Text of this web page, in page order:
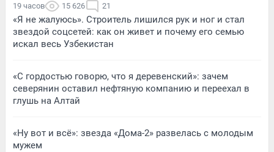
19 часов 15 626 21
«Я не жалуюсь». Строитель лишился рук и ног и стал
звездой соцсетей: как он живет и почему его семью
искал весь Узбекистан
«С гордостью говорю, что я деревенский»: зачем
северянин оставил нефтяную компанию и переехал в
глушь на Алтай
«Ну вот и всё»: звезда «Дома-2» развелась с молодым
мужем